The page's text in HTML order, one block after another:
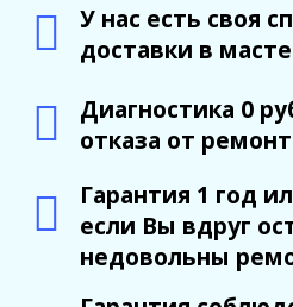
У нас есть своя
доставки в
Диагностика 0
отказа от
Гарантия 1 год
если Вы вдруг
недовольны